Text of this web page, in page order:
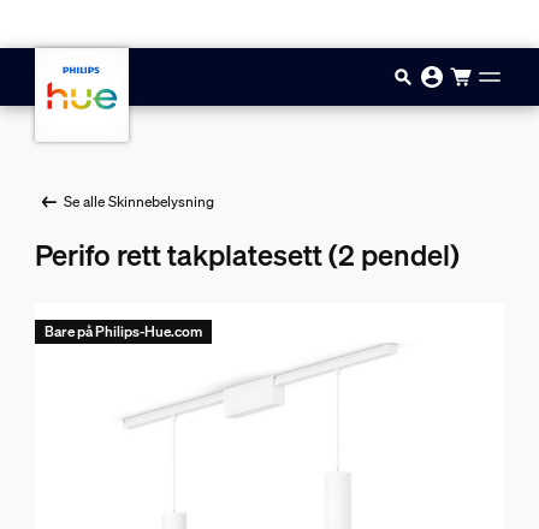
Se alle Skinnebelysning
Perifo rett takplatesett (2 pendel)
Bare på Philips-Hue.com